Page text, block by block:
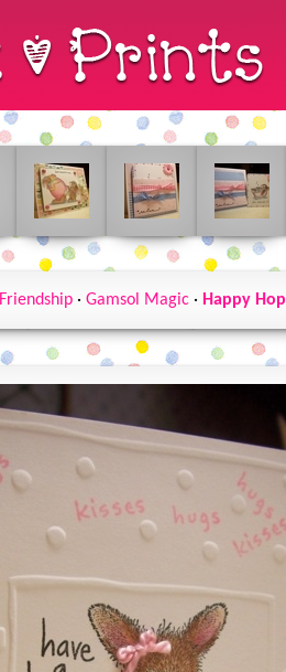
Friendship· Gamsol Magic· Happy